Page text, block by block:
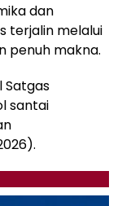
dan
terjalin melalui
penuh makna.
Satgas
santai